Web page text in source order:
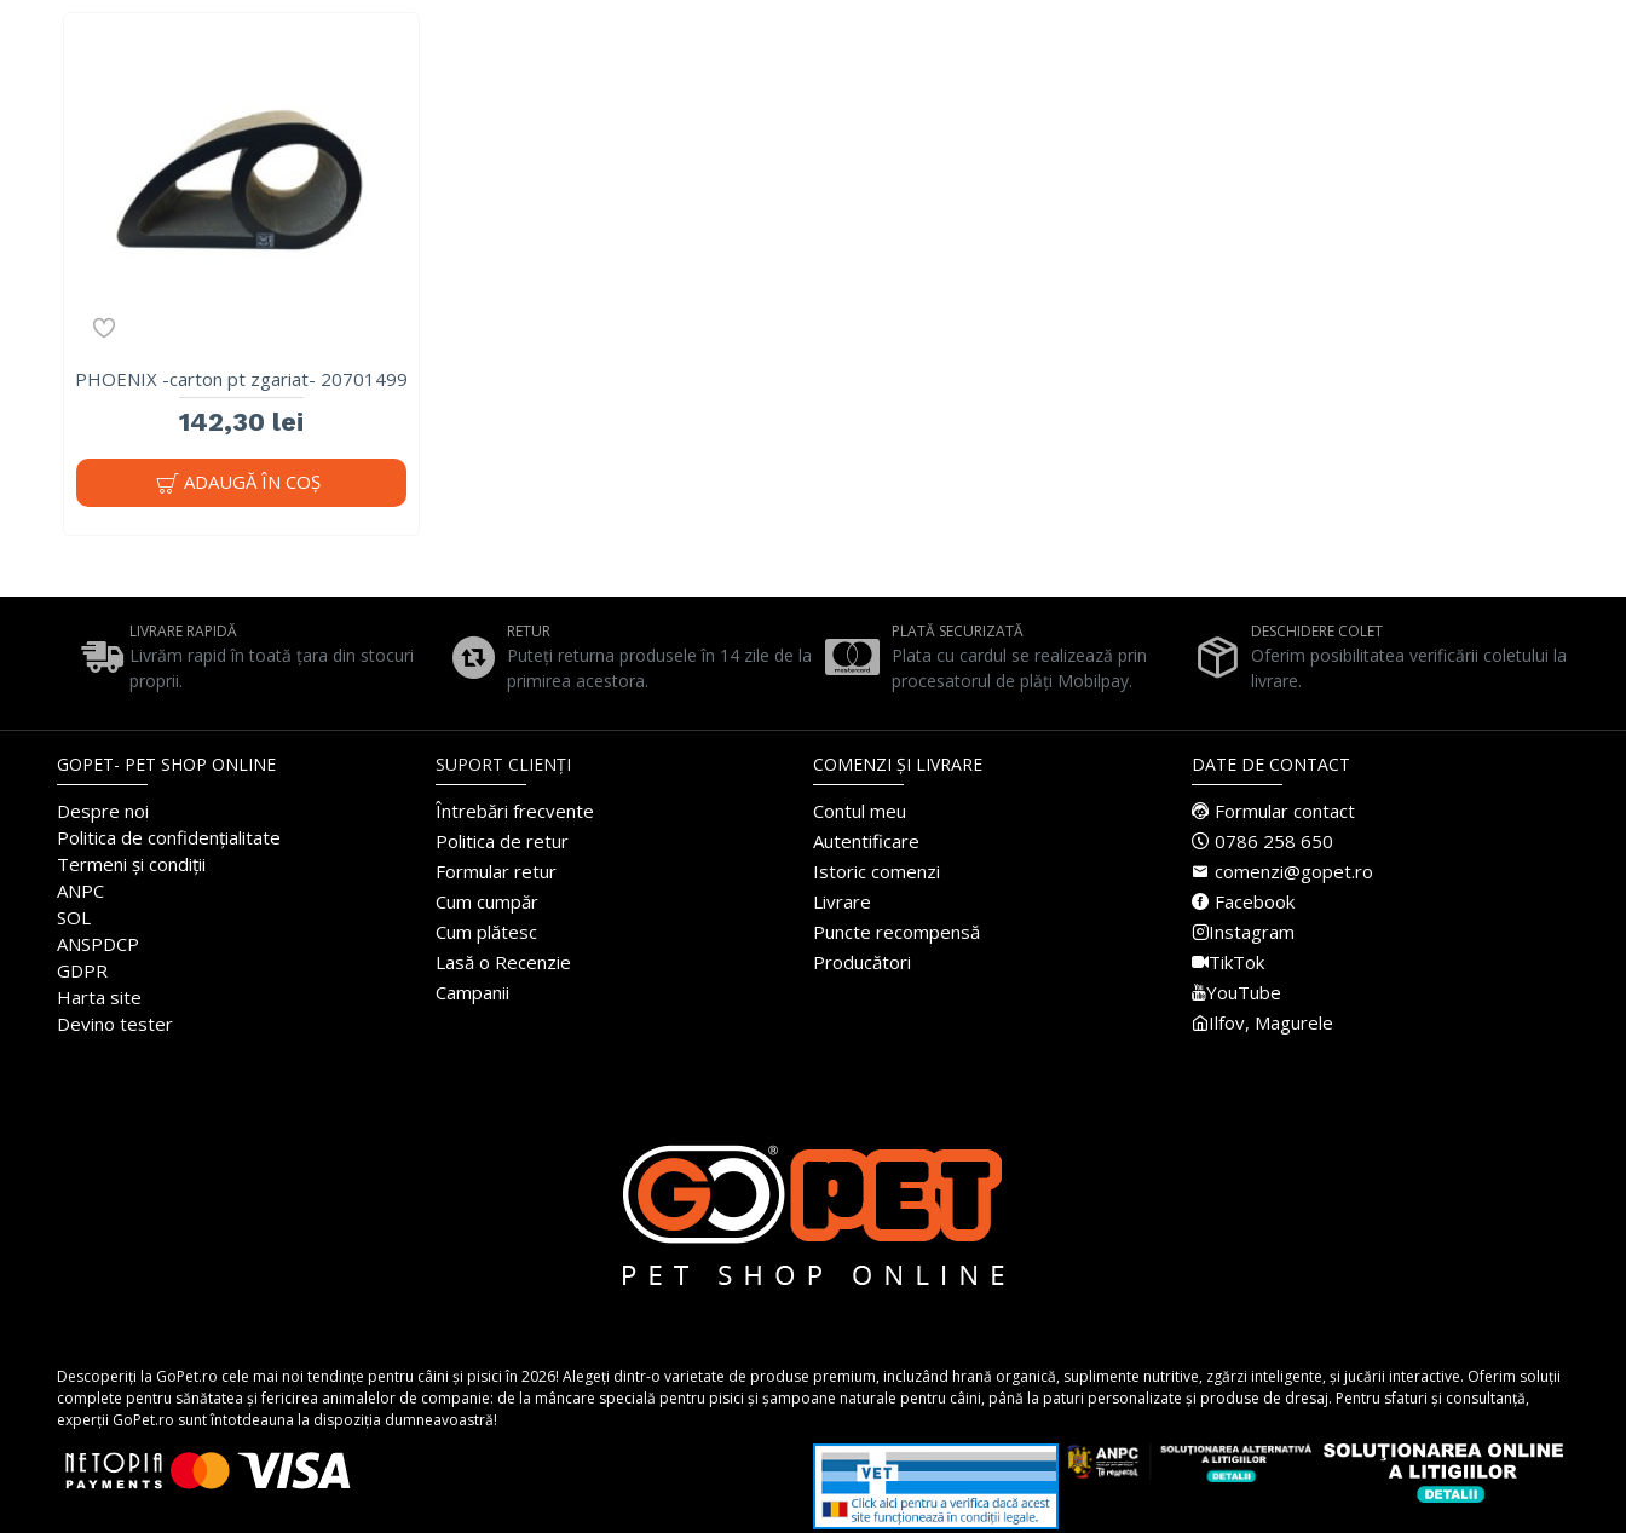
PHOENIX -carton pt zgariat- 20701499
142,30 lei
ADAUGĂ ÎN COŞ
LIVRARE RAPIDĂ
Livrăm rapid în toată țara din stocuri
proprii.
RETUR
Puteți returna produsele în 14 zile de la
primirea acestora.
PLATĂ SECURIZATĂ
Plata cu cardul se realizează prin
procesatorul de plăți Mobilpay.
DESCHIDERE COLET
Oferim posibilitatea verificării coletului la
livrare.
GOPET- PET SHOP ONLINE
Despre noi
Politica de confidențialitate
Termeni și condiții
ANPC
SOL
ANSPDCP
GDPR
Harta site
Devino tester
SUPORT CLIENȚI
Întrebări frecvente
Politica de retur
Formular retur
Cum cumpăr
Cum plătesc
Lasă o Recenzie
Campanii
COMENZI ȘI LIVRARE
Contul meu
Autentificare
Istoric comenzi
Livrare
Puncte recompensă
Producători
DATE DE CONTACT
Formular contact
0786 258 650
comenzi@gopet.ro
Facebook
Instagram
TikTok
YouTube
Ilfov, Magurele
Descoperiți la GoPet.ro cele mai noi tendințe pentru câini și pisici în 2026! Alegeți dintr-o varietate de produse premium, incluzând hrană organică, suplimente nutritive, zgărzi inteligente, și jucării interactive. Oferim soluții
complete pentru sănătatea și fericirea animalelor de companie: de la mâncare specială pentru pisici și șampoane naturale pentru câini, până la paturi personalizate și produse de dresaj. Pentru sfaturi și consultanță,
experții GoPet.ro sunt întotdeauna la dispoziția dumneavoastră!